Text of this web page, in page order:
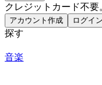
クレジットカード不要
アカウント作成 ログイン
探す
音楽